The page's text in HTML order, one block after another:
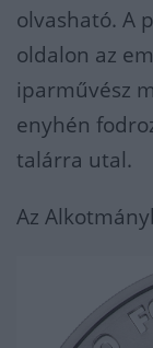
olvasható. A
oldalon az
iparművész
enyhén
talárra utal.
Az